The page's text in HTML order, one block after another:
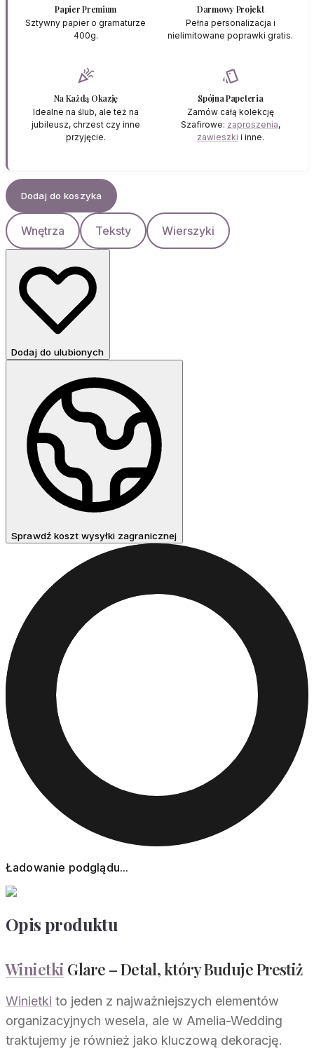
Papier Premium
Sztywny papier o gramaturze
400g.
Darmowy Projekt
Pełna personalizacja i
nielimitowane poprawki gratis.
celebration
Na Każdą Okazję
Idealne na ślub, ale też na
jubileusz, chrzest czy inne
przyjęcie.
style
Spójna Papeteria
Zamów całą kolekcję
Szafirowe: zaproszenia,
zawieszki i inne.
Dodaj do koszyka
Wnętrza Teksty Wierszyki
Dodaj do ulubionych
Sprawdź koszt wysyłki zagranicznej
Ładowanie podglądu...
Opis produktu
Winietki Glare – Detal, który Buduje Prestiż
Winietki to jeden z najważniejszych elementów
organizacyjnych wesela, ale w Amelia-Wedding
traktujemy je również jako kluczową dekorację.